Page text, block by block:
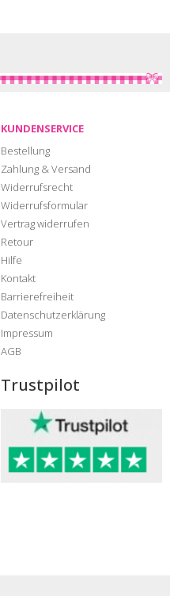
KUNDENSERVICE
Bestellung
Zahlung & Versand
Widerrufsrecht
Widerrufsformular
Vertrag widerrufen
Retour
Hilfe
Kontakt
Barrierefreiheit
Datenschutzerklärung
Impressum
AGB
Trustpilot